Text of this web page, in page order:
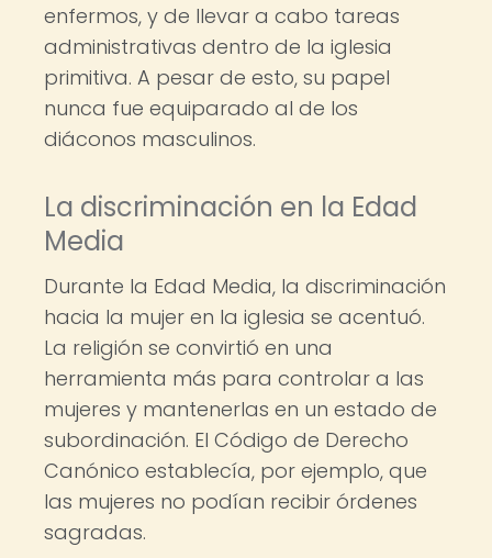
enfermos, y de llevar a cabo tareas
administrativas dentro de la iglesia
primitiva. A pesar de esto, su papel
nunca fue equiparado al de los
diáconos masculinos.
La discriminación en la Edad
Media
Durante la Edad Media, la discriminación
hacia la mujer en la iglesia se acentuó.
La religión se convirtió en una
herramienta más para controlar a las
mujeres y mantenerlas en un estado de
subordinación. El Código de Derecho
Canónico establecía, por ejemplo, que
las mujeres no podían recibir órdenes
sagradas.